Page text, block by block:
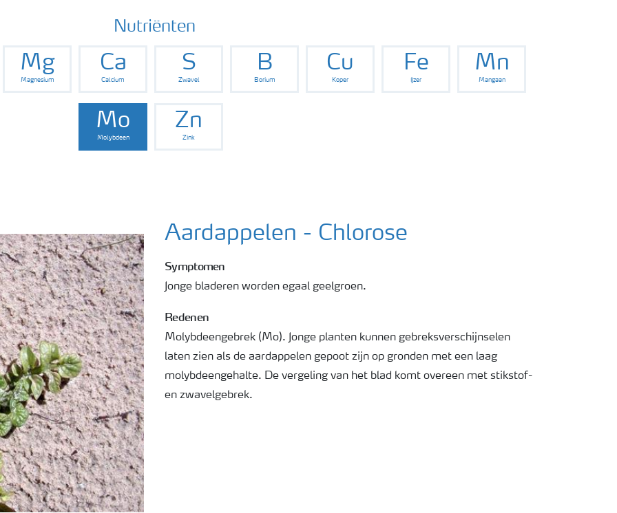
Nutriënten
Mg
Magnesium
Ca
Calcium
S
Zwavel
B
Borium
Cu
Koper
Fe
IJzer
Mn
Mangaan
Mo
Molybdeen
Zn
Zink
Aardappelen - Chlorose
Symptomen
Jonge bladeren worden egaal geelgroen.
Redenen
Molybdeengebrek (Mo). Jonge planten kunnen gebreksverschijnselen
laten zien als de aardappelen gepoot zijn op gronden met een laag
molybdeengehalte. De vergeling van het blad komt overeen met stikstof-
en zwavelgebrek.